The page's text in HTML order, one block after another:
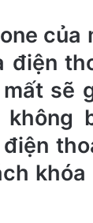
của
điện
sẽ
khóa